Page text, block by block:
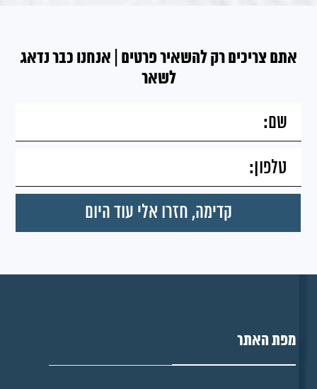
אתם צריכים רק להשאיר פרטים | אנחנו כבר נדאג
לשאר
מפת האתר